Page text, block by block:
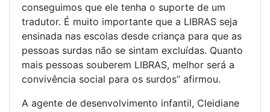
conseguimos que ele tenha o suporte de um
tradutor. É muito importante que a LIBRAS seja
ensinada nas escolas desde criança para que as
pessoas surdas não se sintam excluídas. Quanto
mais pessoas souberem LIBRAS, melhor será a
convivência social para os surdos” afirmou.
A agente de desenvolvimento infantil, Cleidiane